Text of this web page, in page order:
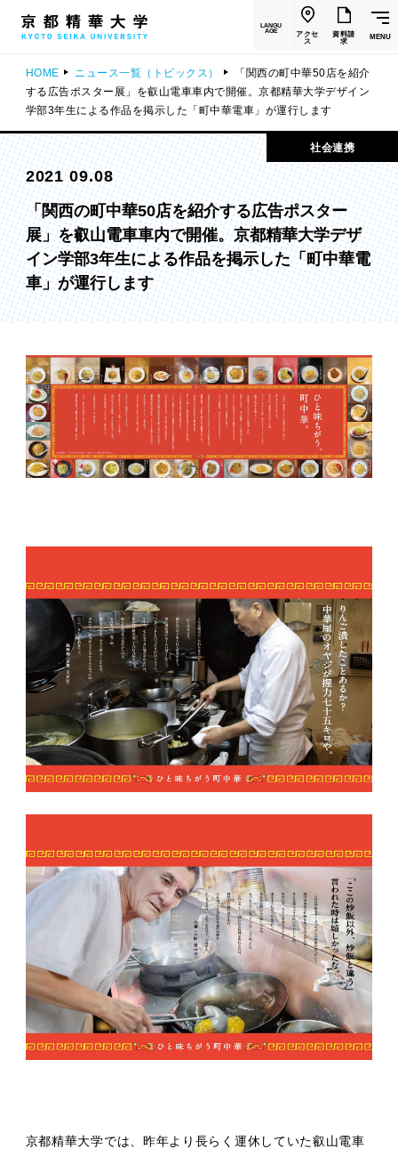
LANGU
AGE
アクセ
ス
資料請
求
MENU
HOME ニュース一覧（トピックス）
「関西の町中華50店を紹介
する広告ポスター展」を叡山電車車内で開催。京都精華大学デザイン
学部3年生による作品を掲示した「町中華電車」が運行します
社会連携
2021 09.08
「関西の町中華50店を紹介する広告ポスター
展」を叡山電車車内で開催。京都精華大学デザ
イン学部3年生による作品を掲示した「町中華電
車」が運行します
京都精華大学では、昨年より長らく運休していた叡山電車